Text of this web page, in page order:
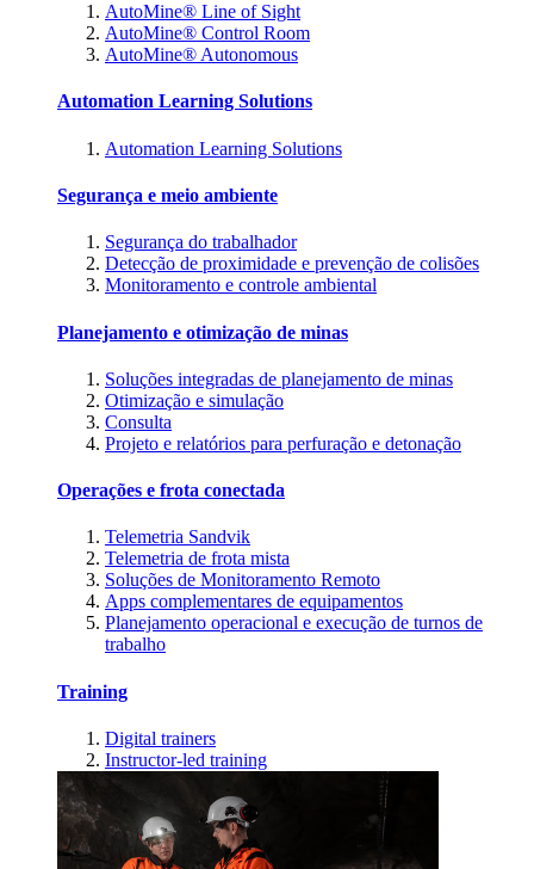
AutoMine® Line of Sight
AutoMine® Control Room
AutoMine® Autonomous
Automation Learning Solutions
Automation Learning Solutions
Segurança e meio ambiente
Segurança do trabalhador
Detecção de proximidade e prevenção de colisões
Monitoramento e controle ambiental
Planejamento e otimização de minas
Soluções integradas de planejamento de minas
Otimização e simulação
Consulta
Projeto e relatórios para perfuração e detonação
Operações e frota conectada
Telemetria Sandvik
Telemetria de frota mista
Soluções de Monitoramento Remoto
Apps complementares de equipamentos
Planejamento operacional e execução de turnos de
trabalho
Training
Digital trainers
Instructor-led training